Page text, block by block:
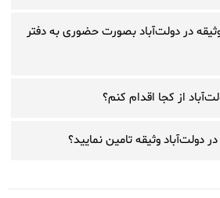
وثیقه در دولت‌آباد بصورت حضوری به دفتر
از کجا اقدام کنم؟
دولت‌آباد وثیقه تامین نمایید؟